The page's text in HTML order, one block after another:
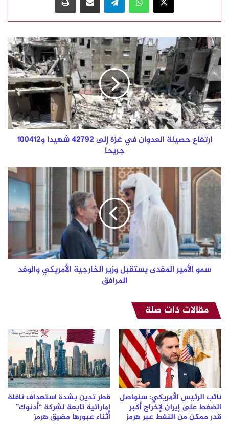
ارتفاع
حصيلة
العدوان
في
غزة
إلى
42792
شهيدا
و100412
جريحا
ارتفاع حصيلة العدوان في غزة إلى 42792 شهيدا و100412
جريحا
سمو
الأمير
المفدى
يستقبل
وزير
الخارجية
الأمريكي
والوفد
المرافق
سمو الأمير المفدى يستقبل وزير الخارجية الأمريكي والوفد
المرافق
مقالات ذات صلة
نائب الرئيس الأمريكي: سنواصل
الضغط على إيران لإخراج أكبر
قدر ممكن من النفط عبر هرمز
قطر تدين بشدة استهداف ناقلة
إماراتية تابعة لشركة “أدنوك”
أثناء عبورها مضيق هرمز